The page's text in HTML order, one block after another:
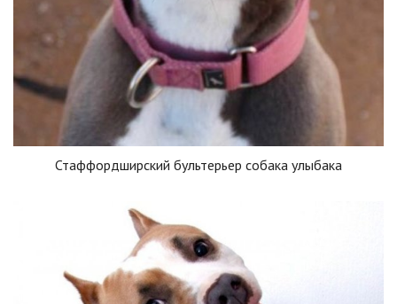
Стаффордширский бультерьер собака улыбака